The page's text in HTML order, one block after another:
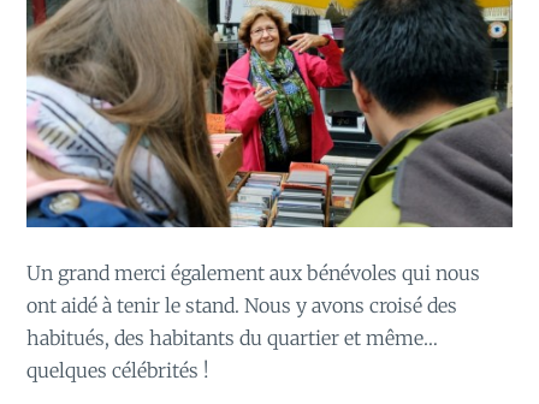
Un grand merci également aux bénévoles qui nous
ont aidé à tenir le stand. Nous y avons croisé des
habitués, des habitants du quartier et même…
quelques célébrités !